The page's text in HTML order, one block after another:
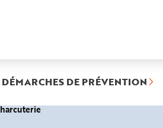
DÉMARCHES DE PRÉVENTION
(rubrique